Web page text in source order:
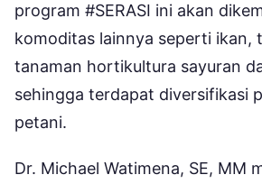
program #SERASI ini akan
komoditas lainnya seperti ikan,
tanaman hortikultura sayuran
sehingga terdapat diversifikasi
petani.
Dr. Michael Watimena, SE, MM